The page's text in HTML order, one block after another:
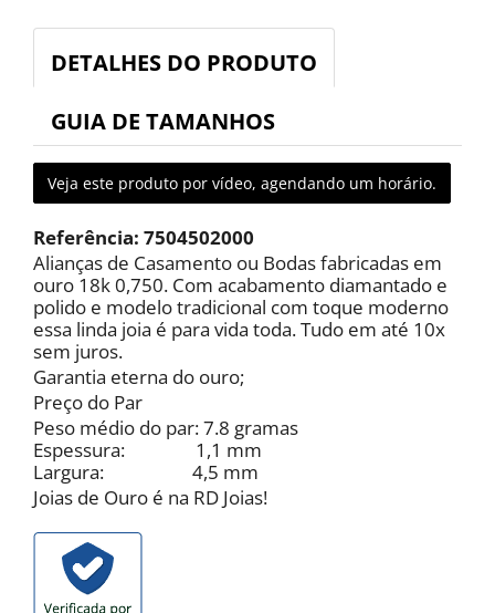
DETALHES DO PRODUTO
GUIA DE TAMANHOS
Veja este produto por vídeo, agendando um horário.
Referência: 7504502000
Alianças de Casamento ou Bodas fabricadas em
ouro 18k 0,750. Com acabamento diamantado e
polido e modelo tradicional com toque moderno
essa linda joia é para vida toda. Tudo em até 10x
sem juros.
Garantia eterna do ouro;
Preço do Par
Peso médio do par: 7.8 gramas
Espessura: 1,1 mm
Largura: 4,5 mm
Joias de Ouro é na RD Joias!